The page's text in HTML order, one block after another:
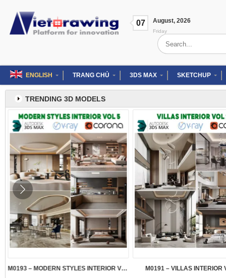
content
07 August, 2026
Friday
Search
for:
ENGLISH TRANG CHỦ 3DS MAX SKETCHUP
TRENDING 3D MODELS
M0193 – MODERN STYLES INTERIOR VOL.5 M0191 – VILLAS INTERIOR